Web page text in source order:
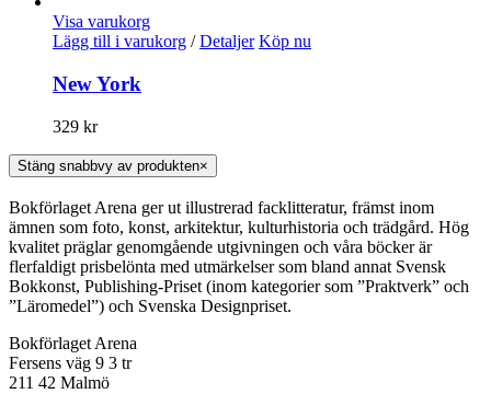
Visa varukorg
Lägg till i varukorg / Detaljer Köp nu
New York
329 kr
Stäng snabbvy av produkten×
Bokförlaget Arena ger ut illustrerad facklitteratur, främst inom
ämnen som foto, konst, arkitektur, kulturhistoria och trädgård. Hög
kvalitet präglar genomgående utgivningen och våra böcker är
flerfaldigt prisbelönta med utmärkelser som bland annat Svensk
Bokkonst, Publishing-Priset (inom kategorier som ”Praktverk” och
”Läromedel”) och Svenska Designpriset.
Bokförlaget Arena
Fersens väg 9 3 tr
211 42 Malmö